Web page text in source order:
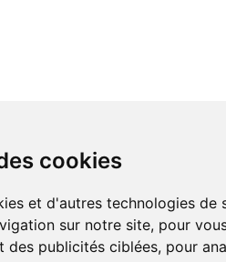
cookies
et d'autres technologies de
sur notre site, pour
des publicités ciblées, pour